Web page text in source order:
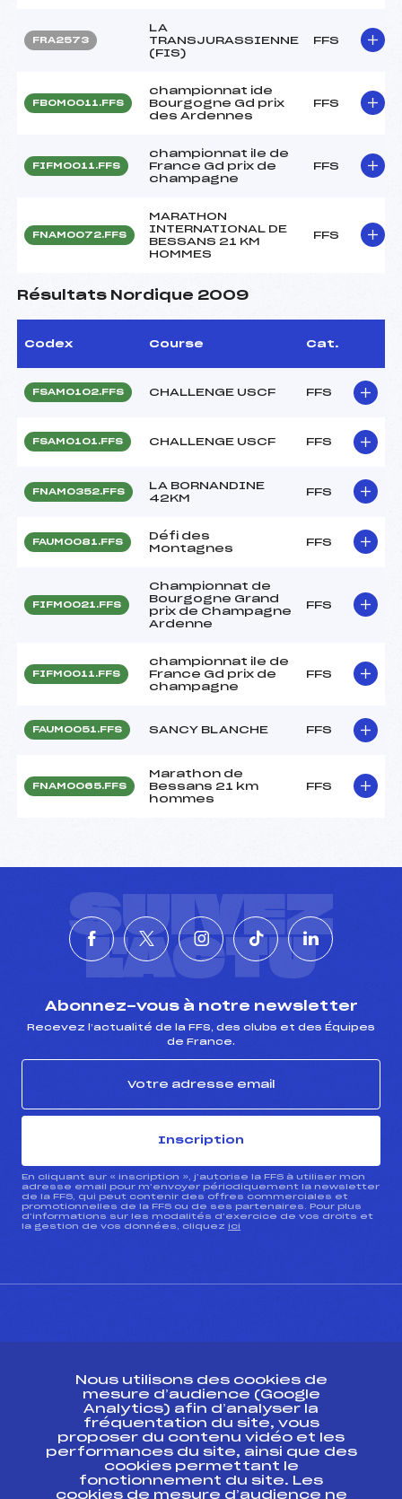
FRA2573
LA
TRANSJURASSIENNE
(FIS)
FFS
FBOM0011.FFS
championnat ide
Bourgogne Gd prix
des Ardennes
FFS
FIFM0011.FFS
championnat ile de
France Gd prix de
champagne
FFS
FNAM0072.FFS
MARATHON
INTERNATIONAL DE
BESSANS 21 KM
HOMMES
FFS
Résultats Nordique 2009
Codex Course Cat.
FSAM0102.FFS CHALLENGE USCF FFS
FSAM0101.FFS CHALLENGE USCF FFS
FNAM0352.FFS
LA BORNANDINE
42KM
FFS
FAUM0081.FFS
Défi des
Montagnes
FFS
FIFM0021.FFS
Championnat de
Bourgogne Grand
prix de Champagne
Ardenne
FFS
FIFM0011.FFS
championnat ile de
France Gd prix de
champagne
FFS
FAUM0051.FFS SANCY BLANCHE FFS
FNAM0065.FFS
Marathon de
Bessans 21 km
hommes
FFS
SUIVEZ
L'ACTU
Abonnez-vous à notre newsletter
Recevez l’actualité de la FFS, des clubs et des Équipes
de France.
Inscription
En cliquant sur « inscription », j’autorise la FFS à utiliser mon
adresse email pour m’envoyer périodiquement la newsletter
de la FFS, qui peut contenir des offres commerciales et
promotionnelles de la FFS ou de ses partenaires. Pour plus
d’informations sur les modalités d’exercice de vos droits et
la gestion de vos données, cliquez ici
ESPACE PRESSE
Ressources
Pass’Neige
Projet sportif fédéral
Projet de performance fédéral
Nous utilisons des cookies de
mesure d’audience (Google
Analytics) afin d’analyser la
fréquentation du site, vous
proposer du contenu vidéo et les
performances du site, ainsi que des
cookies permettant le
fonctionnement du site. Les
cookies de mesure d’audience ne